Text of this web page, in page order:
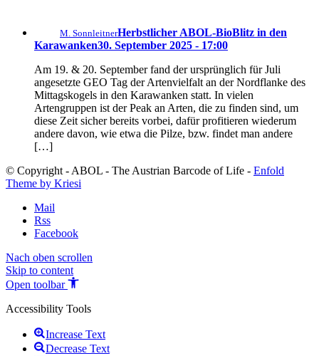
M. SonnleitnerHerbstlicher ABOL-BioBlitz in den
Karawanken30. September 2025 - 17:00
Am 19. & 20. September fand der ursprünglich für Juli
angesetzte GEO Tag der Artenvielfalt an der Nordflanke des
Mittagskogels in den Karawanken statt. In vielen
Artengruppen ist der Peak an Arten, die zu finden sind, um
diese Zeit sicher bereits vorbei, dafür profitieren wiederum
andere davon, wie etwa die Pilze, bzw. findet man andere
[…]
© Copyright - ABOL - The Austrian Barcode of Life - Enfold
Theme by Kriesi
Mail
Rss
Facebook
Nach oben scrollen
Skip to content
Open toolbar
Accessibility Tools
Increase Text
Decrease Text